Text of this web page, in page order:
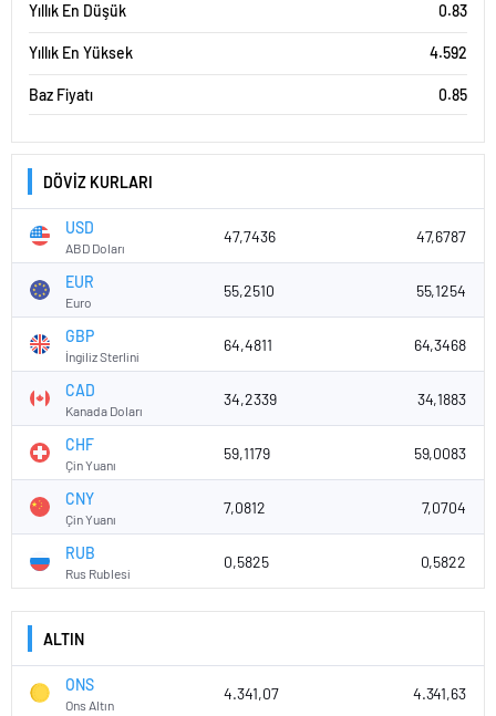
Yıllık En Düşük 0.83
Yıllık En Yüksek 4.592
Baz Fiyatı 0.85
DÖVİZ KURLARI
USD
ABD Doları
47,7436 47,6787
EUR
Euro
55,2510 55,1254
GBP
İngiliz Sterlini
64,4811 64,3468
CAD
Kanada Doları
34,2339 34,1883
CHF
Çin Yuanı
59,1179 59,0083
CNY
Çin Yuanı
7,0812 7,0704
RUB
Rus Rublesi
0,5825 0,5822
ALTIN
ONS
Ons Altın
4.341,07 4.341,63